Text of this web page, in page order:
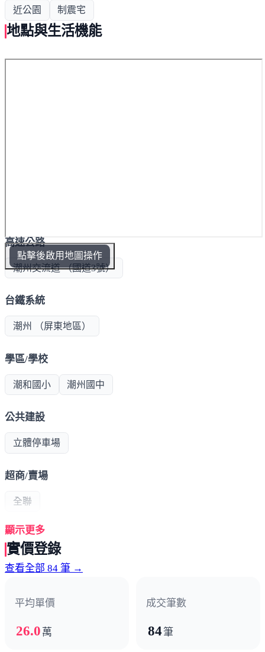
近公園 制震宅
地點與生活機能
點擊後啟用地圖操作
高速公路
潮州交流道 （國道3號）
台鐵系統
潮州 （屏東地區）
學區/學校
潮和國小 潮州國中
公共建設
立體停車場
超商/賣場
全聯
熱門商圈
顯示更多
實價登錄
查看全部 84 筆 →
平均單價
26.0 萬
成交筆數
84筆